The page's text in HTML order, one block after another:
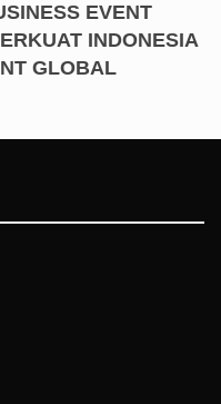
EVENT
INDONESIA
GLOBAL